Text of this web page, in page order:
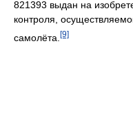
821393 выдан на
контроля,
самолёта. [9]